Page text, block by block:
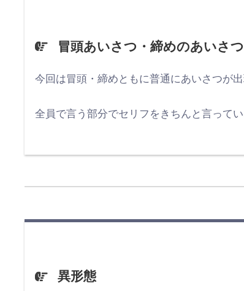
冒頭あいさつ・締めのあいさつ
今回は冒頭・締めともに普通にあいさつが出
全員で言う部分でセリフをきちんと言って
異形態